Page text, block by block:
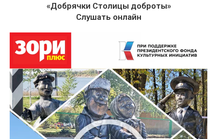
«Добрячки Столицы доброты»
Слушать онлайн